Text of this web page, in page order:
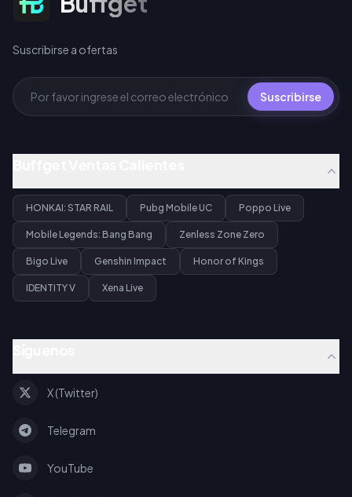
Suscribirse a ofertas
Suscribirse
HONKAI: STAR RAIL Pubg Mobile UC Poppo Live
Mobile Legends: Bang Bang Zenless Zone Zero
Bigo Live Genshin Impact Honor of Kings
IDENTITY V Xena Live
X (Twitter)
Telegram
YouTube